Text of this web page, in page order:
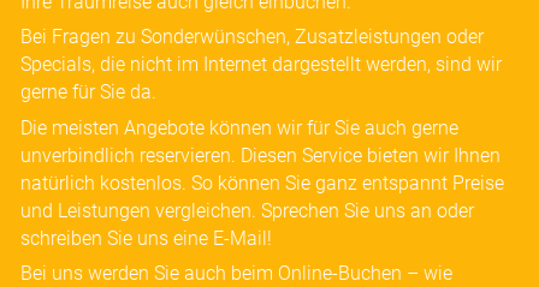
Bei Fragen zu Sonderwünschen, Zusatzleistungen oder
Specials, die nicht im Internet dargestellt werden, sind wir
gerne für Sie da.
Die meisten Angebote können wir für Sie auch gerne
unverbindlich reservieren. Diesen Service bieten wir Ihnen
natürlich kostenlos. So können Sie ganz entspannt Preise
und Leistungen vergleichen. Sprechen Sie uns an oder
schreiben Sie uns eine E-Mail!
Bei uns werden Sie auch beim Online-Buchen – wie